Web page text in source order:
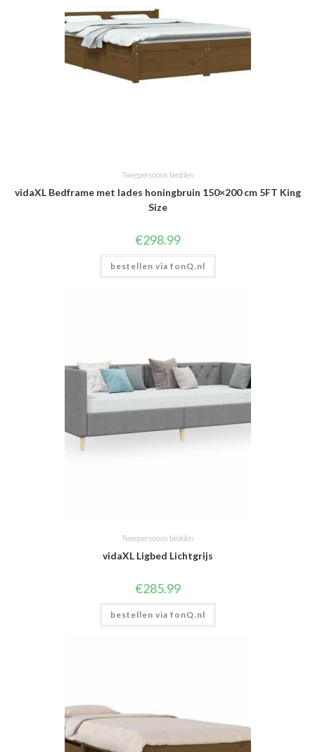
Tweepersoons bedden
vidaXL Bedframe met lades honingbruin 150×200 cm 5FT King
Size
€298.99
bestellen via fonQ.nl
Tweepersoons bedden
vidaXL Ligbed Lichtgrijs
€285.99
bestellen via fonQ.nl